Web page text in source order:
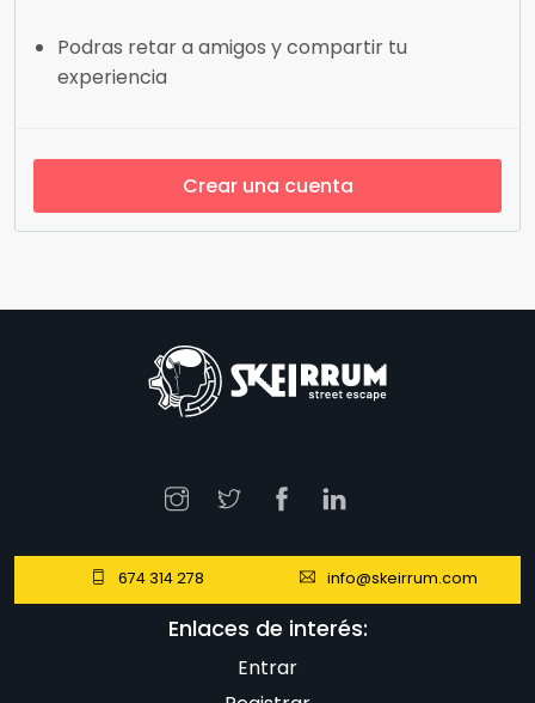
Podras retar a amigos y compartir tu
experiencia
Crear una cuenta
674 314 278 info@skeirrum.com
Enlaces de interés:
Entrar